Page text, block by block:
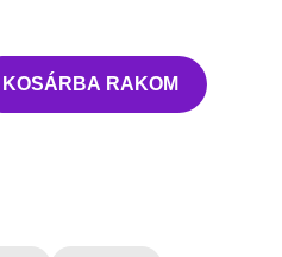
KOSÁRBA RAKOM